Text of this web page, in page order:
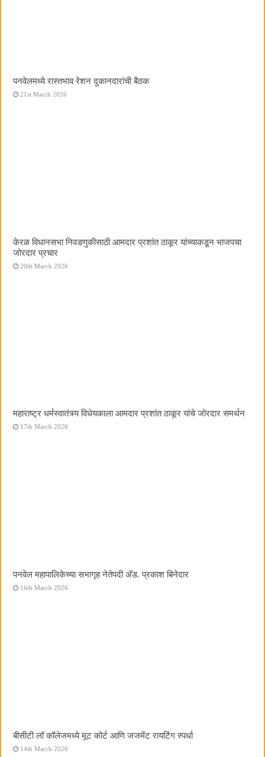
पनवेलमध्ये रास्तभाव रेशन दुकानदारांची बैठक
21st March 2026
केरळ विधानसभा निवडणुकीसाठी आमदार प्रशांत ठाकूर यांच्याकडून भाजपचा
जोरदार प्रचार
20th March 2026
महाराष्ट्र धर्मस्वातंत्र्य विधेयकाला आमदार प्रशांत ठाकूर यांचे जोरदार समर्थन
17th March 2026
पनवेल महापालिकेच्या सभागृह नेतेपदी अ‍ॅड. प्रकाश बिनेदार
16th March 2026
बीसीटी लॉ कॉलेजमध्ये मूट कोर्ट आणि जजमेंट रायटिंग स्पर्धा
14th March 2026